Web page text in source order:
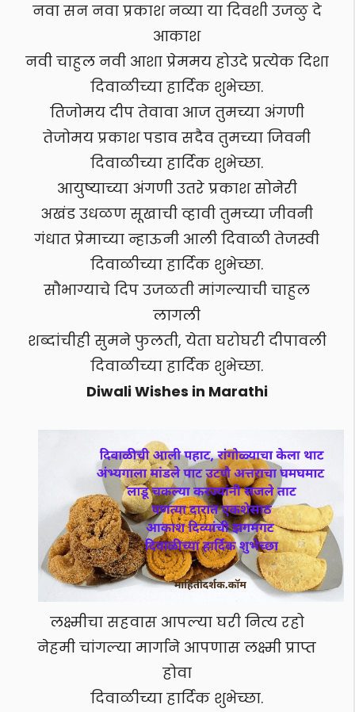
नवा सन नवा प्रकाश नव्या या दिवशी उजळु दे
आकाश
नवी चाहुल नवी आशा प्रेममय होउदे प्रत्येक दिशा
दिवाळीच्या हार्दिक शुभेच्छा.
तिजोमय दीप तेवावा आज तुमच्या अंगणी
तेजोमय प्रकाश पडाव सदैव तुमच्या जिवनी
दिवाळीच्या हार्दिक शुभेच्छा.
आयुष्याच्या अंगणी उतरे प्रकाश सोनेरी
अखंड उधळण सूखाची व्हावी तुमच्या जीवनी
गंधात प्रेमाच्या न्हाऊनी आली दिवाळी तेजस्वी
दिवाळीच्या हार्दिक शुभेच्छा.
सौभाग्याचे दिप उजळती मांगल्याची चाहुल
लागली
शब्दांचीही सुमने फुलती, येता घरोघरी दीपावली
दिवाळीच्या हार्दिक शुभेच्छा.
Diwali Wishes in Marathi
लक्ष्मीचा सहवास आपल्या घरी नित्य रहो
नेहमी चांगल्या मार्गाने आपणास लक्ष्मी प्राप्त
होवा
दिवाळीच्या हार्दिक शुभेच्छा.